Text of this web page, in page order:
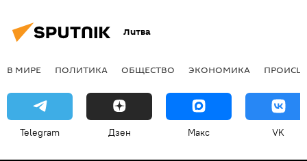
Литва
В МИРЕ ПОЛИТИКА ОБЩЕСТВО ЭКОНОМИКА
Telegram Дзен Макс VK